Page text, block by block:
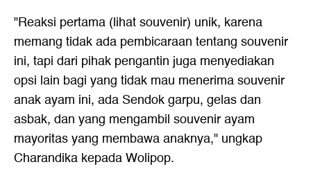
"Reaksi pertama (lihat souvenir) unik, karena
memang tidak ada pembicaraan tentang souvenir
ini, tapi dari pihak pengantin juga menyediakan
opsi lain bagi yang tidak mau menerima souvenir
anak ayam ini, ada Sendok garpu, gelas dan
asbak, dan yang mengambil souvenir ayam
mayoritas yang membawa anaknya," ungkap
Charandika kepada Wolipop.